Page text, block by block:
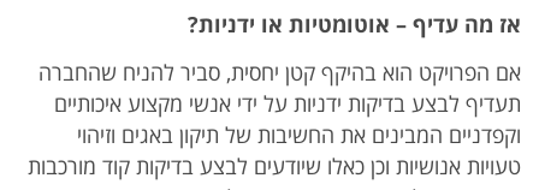
אז מה עדיף – אוטומטיות או ידניות?
אם הפרויקט הוא בהיקף קטן יחסית, סביר להניח שהחברה
תעדיף לבצע בדיקות ידניות על ידי אנשי מקצוע איכותיים
וקפדניים המבינים את החשיבות של תיקון באגים וזיהוי
טעויות אנושיות וכן כאלו שיודעים לבצע בדיקות קוד מורכבות